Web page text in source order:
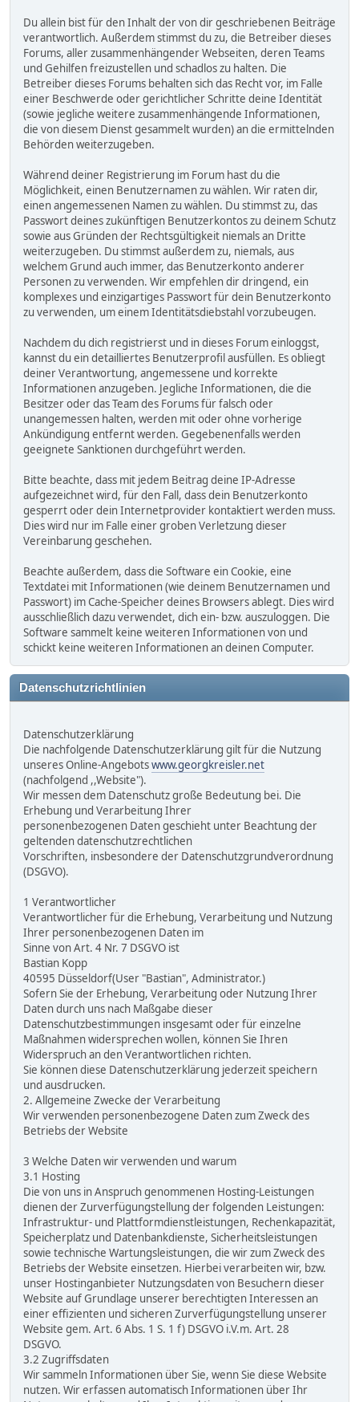
Du allein bist für den Inhalt der von dir geschriebenen Beiträge
verantwortlich. Außerdem stimmst du zu, die Betreiber dieses
Forums, aller zusammenhängender Webseiten, deren Teams
und Gehilfen freizustellen und schadlos zu halten. Die
Betreiber dieses Forums behalten sich das Recht vor, im Falle
einer Beschwerde oder gerichtlicher Schritte deine Identität
(sowie jegliche weitere zusammenhängende Informationen,
die von diesem Dienst gesammelt wurden) an die ermittelnden
Behörden weiterzugeben.
Während deiner Registrierung im Forum hast du die
Möglichkeit, einen Benutzernamen zu wählen. Wir raten dir,
einen angemessenen Namen zu wählen. Du stimmst zu, das
Passwort deines zukünftigen Benutzerkontos zu deinem Schutz
sowie aus Gründen der Rechtsgültigkeit niemals an Dritte
weiterzugeben. Du stimmst außerdem zu, niemals, aus
welchem Grund auch immer, das Benutzerkonto anderer
Personen zu verwenden. Wir empfehlen dir dringend, ein
komplexes und einzigartiges Passwort für dein Benutzerkonto
zu verwenden, um einem Identitätsdiebstahl vorzubeugen.
Nachdem du dich registrierst und in dieses Forum einloggst,
kannst du ein detailliertes Benutzerprofil ausfüllen. Es obliegt
deiner Verantwortung, angemessene und korrekte
Informationen anzugeben. Jegliche Informationen, die die
Besitzer oder das Team des Forums für falsch oder
unangemessen halten, werden mit oder ohne vorherige
Ankündigung entfernt werden. Gegebenenfalls werden
geeignete Sanktionen durchgeführt werden.
Bitte beachte, dass mit jedem Beitrag deine IP-Adresse
aufgezeichnet wird, für den Fall, dass dein Benutzerkonto
gesperrt oder dein Internetprovider kontaktiert werden muss.
Dies wird nur im Falle einer groben Verletzung dieser
Vereinbarung geschehen.
Beachte außerdem, dass die Software ein Cookie, eine
Textdatei mit Informationen (wie deinem Benutzernamen und
Passwort) im Cache-Speicher deines Browsers ablegt. Dies wird
ausschließlich dazu verwendet, dich ein- bzw. auszuloggen. Die
Software sammelt keine weiteren Informationen von und
schickt keine weiteren Informationen an deinen Computer.
Datenschutzrichtlinien
Datenschutzerklärung
Die nachfolgende Datenschutzerklärung gilt für die Nutzung
unseres Online-Angebotswww.georgkreisler.net
(nachfolgend ,,Website").
Wir messen dem Datenschutz große Bedeutung bei. Die
Erhebung und Verarbeitung Ihrer
personenbezogenen Daten geschieht unter Beachtung der
geltenden datenschutzrechtlichen
Vorschriften, insbesondere der Datenschutzgrundverordnung
(DSGVO).
1 Verantwortlicher
Verantwortlicher für die Erhebung, Verarbeitung und Nutzung
Ihrer personenbezogenen Daten im
Sinne von Art. 4 Nr. 7 DSGVO ist
Bastian Kopp
40595 Düsseldorf(User "Bastian", Administrator.)
Sofern Sie der Erhebung, Verarbeitung oder Nutzung Ihrer
Daten durch uns nach Maßgabe dieser
Datenschutzbestimmungen insgesamt oder für einzelne
Maßnahmen widersprechen wollen, können Sie Ihren
Widerspruch an den Verantwortlichen richten.
Sie können diese Datenschutzerklärung jederzeit speichern
und ausdrucken.
2. Allgemeine Zwecke der Verarbeitung
Wir verwenden personenbezogene Daten zum Zweck des
Betriebs der Website
3 Welche Daten wir verwenden und warum
3.1 Hosting
Die von uns in Anspruch genommenen Hosting-Leistungen
dienen der Zurverfügungstellung der folgenden Leistungen:
Infrastruktur- und Plattformdienstleistungen, Rechenkapazität,
Speicherplatz und Datenbankdienste, Sicherheitsleistungen
sowie technische Wartungsleistungen, die wir zum Zweck des
Betriebs der Website einsetzen. Hierbei verarbeiten wir, bzw.
unser Hostinganbieter Nutzungsdaten von Besuchern dieser
Website auf Grundlage unserer berechtigten Interessen an
einer effizienten und sicheren Zurverfügungstellung unserer
Website gem. Art. 6 Abs. 1 S. 1 f) DSGVO i.V.m. Art. 28
DSGVO.
3.2 Zugriffsdaten
Wir sammeln Informationen über Sie, wenn Sie diese Website
nutzen. Wir erfassen automatisch Informationen über Ihr